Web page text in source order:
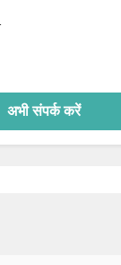
अभी संपर्क करें